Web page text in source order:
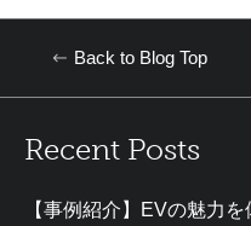
Back to Blog Top
Recent Posts
【事例紹介】EVの魅力